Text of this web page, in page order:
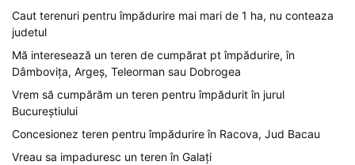
Caut terenuri pentru împădurire mai mari de 1 ha, nu conteaza
judetul
Mă interesează un teren de cumpărat pt împădurire, în
Dâmbovița, Argeș, Teleorman sau Dobrogea
Vrem să cumpărăm un teren pentru împădurit în jurul
Bucureștiului
Concesionez teren pentru împădurire în Racova, Jud Bacau
Vreau sa impaduresc un teren în Galați